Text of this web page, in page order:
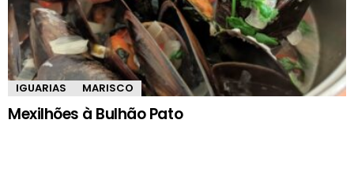
IGUARIAS MARISCO
Mexilhões à Bulhão Pato